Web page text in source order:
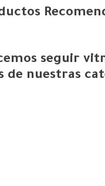
seguir
de nuestras